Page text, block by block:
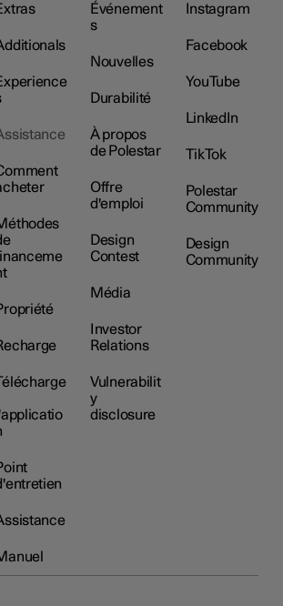
Événement
s
Nouvelles
Durabilité
À propos
de Polestar
Offre
d'emploi
Design
Contest
Média
Investor
Relations
Vulnerabilit
y
disclosure
Instagram
Facebook
YouTube
LinkedIn
TikTok
Polestar
Community
Design
Community